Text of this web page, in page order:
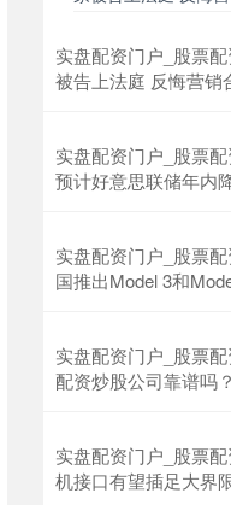
上证综指
实盘配资门户_股票
被告上法庭 反悔营销
实盘配资门户_股票
预计好意思联储年内
实盘配资门户_股票
国推出Model 3和
实盘配资门户_股票
配资炒股公司靠谱吗
实盘配资门户_股票
机接口有望插足大界